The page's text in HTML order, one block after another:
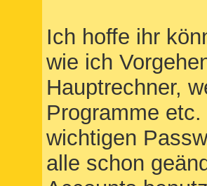
Ich hoffe ihr
wie ich
Hauptrechner,
Programme
wichtigen
alle schon